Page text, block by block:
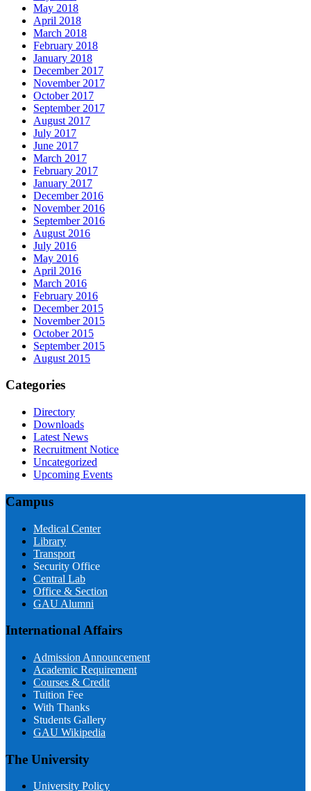
May 2018
April 2018
March 2018
February 2018
January 2018
December 2017
November 2017
October 2017
September 2017
August 2017
July 2017
June 2017
March 2017
February 2017
January 2017
December 2016
November 2016
September 2016
August 2016
July 2016
May 2016
April 2016
March 2016
February 2016
December 2015
November 2015
October 2015
September 2015
August 2015
Categories
Directory
Downloads
Latest News
Recruitment Notice
Uncategorized
Upcoming Events
Campus
Medical Center
Library
Transport
Security Office
Central Lab
Office & Section
GAU Alumni
International Affairs
Admission Announcement
Academic Requirement
Courses & Credit
Tuition Fee
With Thanks
Students Gallery
GAU Wikipedia
The University
University Policy